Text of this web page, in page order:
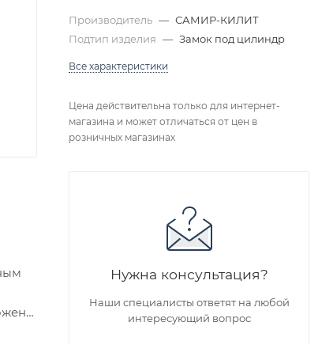
Производитель — САМИР-КИЛИТ
Подтип изделия — Замок под цилиндр
Все характеристики
Цена действительна только для интернет-
магазина и может отличаться от цен в
розничных магазинах
Нужна консультация?
Наши специалисты ответят на любой
интересующий вопрос